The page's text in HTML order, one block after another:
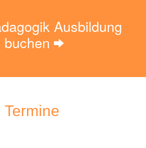
Ausbildung
buchen
Termine